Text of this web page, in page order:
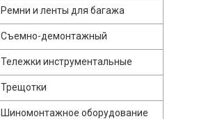
Ремни и ленты для багажа
Съемно-демонтажный
Тележки инструментальные
Трещотки
Шиномонтажное оборудование